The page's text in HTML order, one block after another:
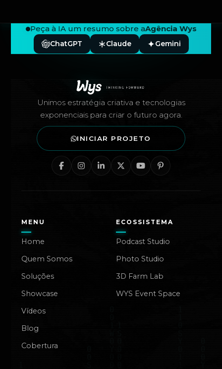
Peça à IA um resumo sobre aAgência Wys
ChatGPT Claude Gemini
Unimos estratégia criativa e tecnologias
exponenciais para criar o futuro agora.
INICIAR PROJETO
MENU
Home
Quem Somos
Soluções
Showcase
Vídeos
Blog
Cobertura
ECOSSISTEMA
Podcast Studio
Photo Studio
3D Farm Lab
WYS Event Space